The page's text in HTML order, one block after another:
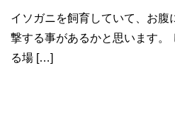
イソガニを飼育していて、お腹
撃する事があるかと思います。
る場 […]